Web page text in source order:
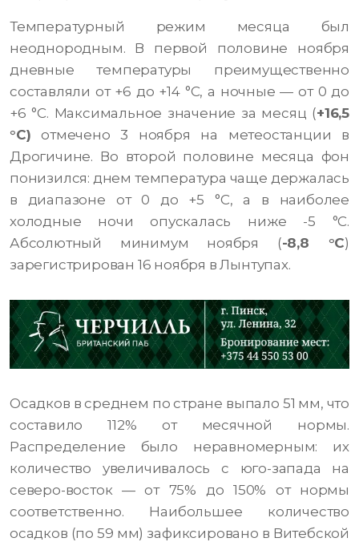
Температурный режим месяца был
неоднородным. В первой половине ноября
дневные температуры преимущественно
составляли от +6 до +14 °C, а ночные — от 0 до
+6 °C. Максимальное значение за месяц (+16,5
°C) отмечено 3 ноября на метеостанции в
Дрогичине. Во второй половине месяца фон
понизился: днем температура чаще держалась
в диапазоне от 0 до +5 °C, а в наиболее
холодные ночи опускалась ниже -5 °C.
Абсолютный минимум ноября (-8,8 °C)
зарегистрирован 16 ноября в Лынтупах.
Осадков в среднем по стране выпало 51 мм, что
составило 112% от месячной нормы.
Распределение было неравномерным: их
количество увеличивалось с юго-запада на
северо-восток — от 75% до 150% от нормы
соответственно. Наибольшее количество
осадков (по 59 мм) зафиксировано в Витебской